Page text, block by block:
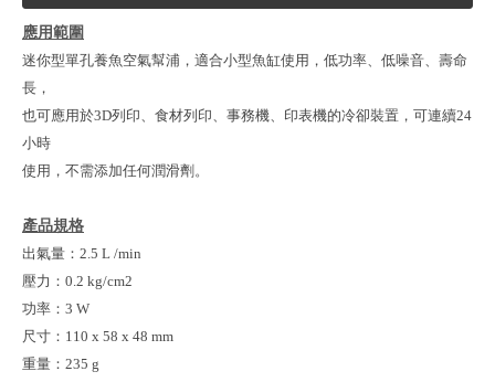
應用範圍
迷你型單孔養魚空氣幫浦，適合小型魚缸使用，低功率、低噪音、壽命
長，
也可應用於3D列印、食材列印、事務機、印表機的冷卻裝置，可連續24
小時
使用，不需添加任何潤滑劑。
產品規格
出氣量：2.5 L /min
壓力：0.2 kg/cm2
功率：3 W
尺寸：110 x 58 x 48 mm
重量：235 g